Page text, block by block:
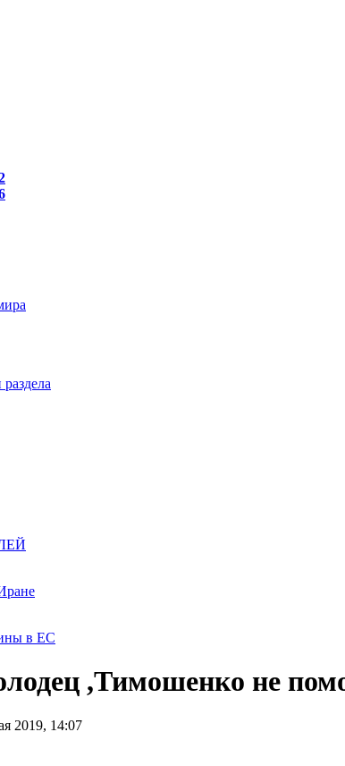
в ЕС
,Тимошенко не
2019, 14:07